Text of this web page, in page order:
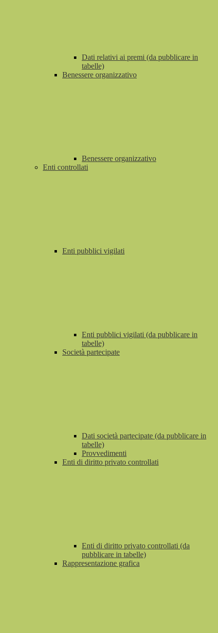
Dati relativi ai premi (da pubblicare in
tabelle)
Benessere organizzativo
Benessere organizzativo
Enti controllati
Enti pubblici vigilati
Enti pubblici vigilati (da pubblicare in
tabelle)
Società partecipate
Dati società partecipate (da pubblicare in
tabelle)
Provvedimenti
Enti di diritto privato controllati
Enti di diritto privato controllati (da
pubblicare in tabelle)
Rappresentazione grafica